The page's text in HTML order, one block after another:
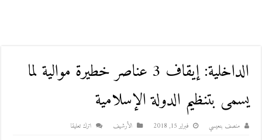
الداخلية: إيقاف 3 عناصر خطيرة موالية لما
يسمى بتنظيم الدولة الإسلامية
منصف بنعيسي فبراير 15, 2018 اﻷرشيف اترك تعليقا